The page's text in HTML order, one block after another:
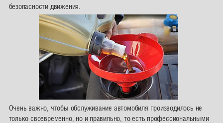
безопасности движения.
Очень важно, чтобы обслуживание автомобиля производилось не
только своевременно, но и правильно, то есть профессиональными